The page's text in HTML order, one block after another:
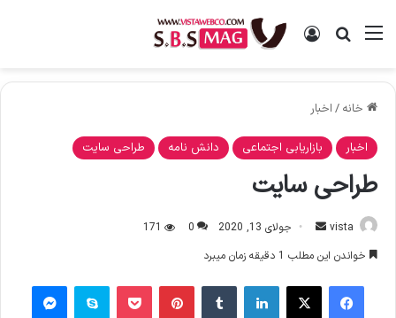
منو جستجو برای
ورود
خانه / اخبار
اخبار بازاریابی اجتماعی دانش نامه طراحی سایت
طراحی سایت
vista
ا
ل
جولای 13, 2020 0
171
خواندن این مطلب 1 دقیقه زمان میبرد
فیس بوک لینکدین ‫پین‌ترست پاکت اسکایپ